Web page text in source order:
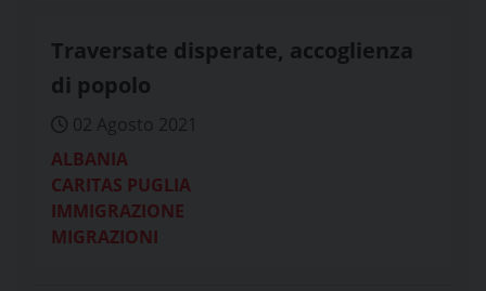
Traversate disperate, accoglienza
di popolo
02 Agosto 2021
ALBANIA
CARITAS PUGLIA
IMMIGRAZIONE
MIGRAZIONI